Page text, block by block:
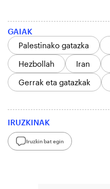
GAIAK
Palestinako gatazka
Hezbollah
Iran
Gerrak eta gatazkak
IRUZKINAK
Iruzkin bat egin